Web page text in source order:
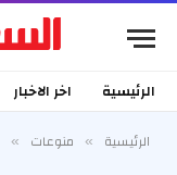
الرئيسية اخر الاخبار
الرئيسية » منوعات »